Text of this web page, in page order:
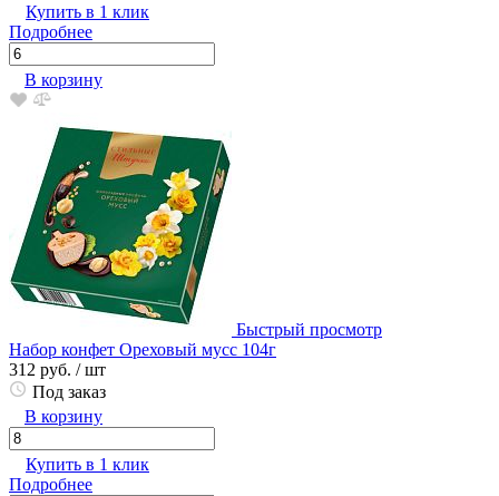
Купить в 1 клик
Подробнее
В корзину
Быстрый просмотр
Набор конфет Ореховый мусс 104г
312 руб. / шт
Под заказ
В корзину
Купить в 1 клик
Подробнее